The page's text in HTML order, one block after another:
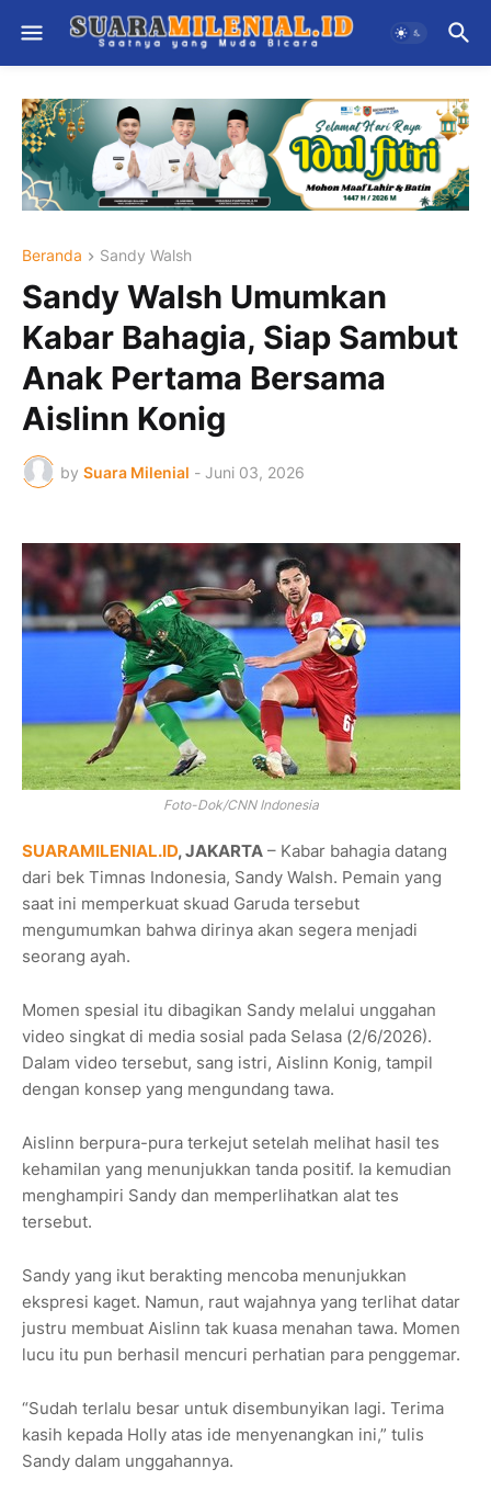
Beranda Sandy Walsh
Sandy Walsh Umumkan
Kabar Bahagia, Siap Sambut
Anak Pertama Bersama
Aislinn Konig
by Suara Milenial - Juni 03, 2026
Foto-Dok/CNN Indonesia
SUARAMILENIAL.ID, JAKARTA – Kabar bahagia datang
dari bek Timnas Indonesia, Sandy Walsh. Pemain yang
saat ini memperkuat skuad Garuda tersebut
mengumumkan bahwa dirinya akan segera menjadi
seorang ayah.
Momen spesial itu dibagikan Sandy melalui unggahan
video singkat di media sosial pada Selasa (2/6/2026).
Dalam video tersebut, sang istri, Aislinn Konig, tampil
dengan konsep yang mengundang tawa.
Aislinn berpura-pura terkejut setelah melihat hasil tes
kehamilan yang menunjukkan tanda positif. Ia kemudian
menghampiri Sandy dan memperlihatkan alat tes
tersebut.
Sandy yang ikut berakting mencoba menunjukkan
ekspresi kaget. Namun, raut wajahnya yang terlihat datar
justru membuat Aislinn tak kuasa menahan tawa. Momen
lucu itu pun berhasil mencuri perhatian para penggemar.
“Sudah terlalu besar untuk disembunyikan lagi. Terima
kasih kepada Holly atas ide menyenangkan ini,” tulis
Sandy dalam unggahannya.